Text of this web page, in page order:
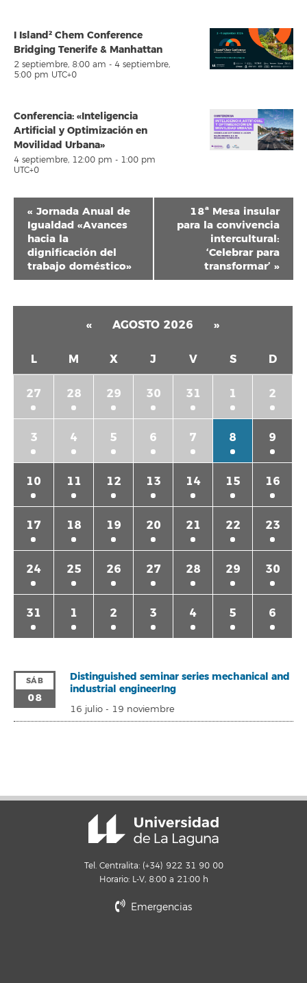
I Island² Chem Conference
Bridging Tenerife & Manhattan
2 septiembre, 8:00 am - 4 septiembre,
5:00 pm UTC+0
Conferencia: «Inteligencia
Artificial y Optimización en
Movilidad Urbana»
4 septiembre, 12:00 pm - 1:00 pm
UTC+0
Navegación
del
Evento
« Jornada Anual de
Igualdad «Avances
hacia la
dignificación del
trabajo doméstico»
18ª Mesa insular
para la convivencia
intercultural:
‘Celebrar para
transformar’ »
« AGOSTO 2026 »
L M X J V S D
27 28 29 30 31 1 2
3 4 5 6 7 8 9
10 11 12 13 14 15 16
17 18 19 20 21 22 23
24 25 26 27 28 29 30
31 1 2 3 4 5 6
SÁB
08
Distinguished seminar series mechanical and
industrial engineerIng
16 julio- 19 noviembre
Tel. Centralita: (+34) 922 31 90 00
Horario: L-V, 8:00 a 21:00 h
Emergencias